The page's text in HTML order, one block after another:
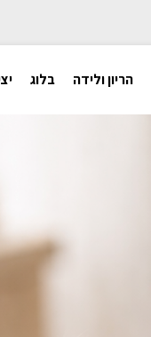
הריון ולידה בלוג